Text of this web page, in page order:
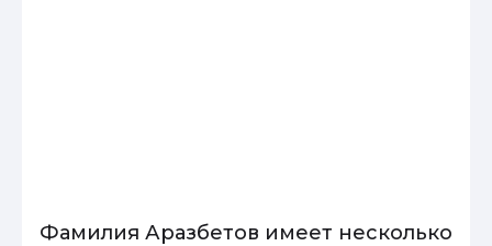
Фамилия Аразбетов имеет несколько